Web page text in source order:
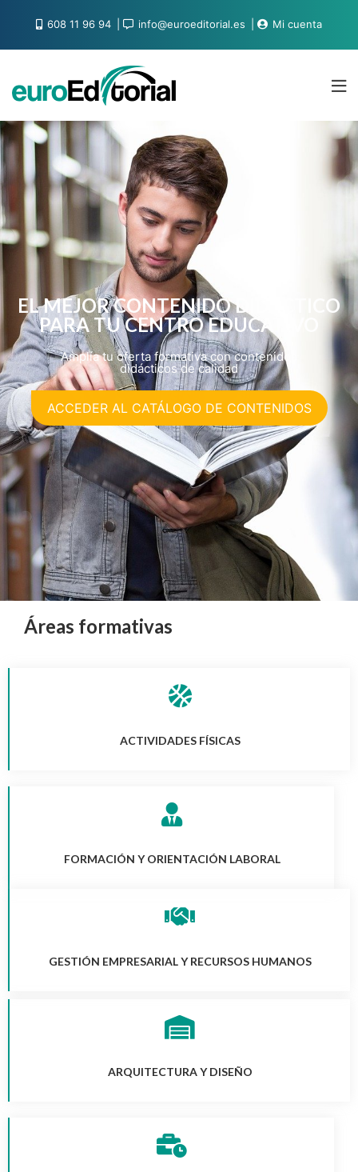
608 11 96 94 info@euroeditorial.es Mi cuenta
EL MEJOR CONTENIDO DIDÁCTICO
PARA TU CENTRO EDUCATIVO
Amplía tu oferta formativa con contenidos
didácticos de calidad
ACCEDER AL CATÁLOGO DE CONTENIDOS
Áreas formativas
ACTIVIDADES FÍSICAS
FORMACIÓN Y ORIENTACIÓN LABORAL
GESTIÓN EMPRESARIAL Y RECURSOS HUMANOS
ARQUITECTURA Y DISEÑO